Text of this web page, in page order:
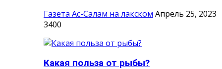
Газета Ас-Салам на лакском Апрель 25, 2023
3400
Какая польза от рыбы?